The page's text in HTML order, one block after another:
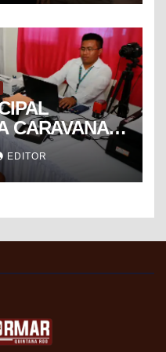
CARAVANA
Y
PARA
FISCALES
EDITOR